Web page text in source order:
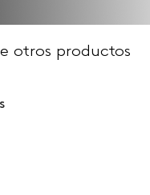
otros productos